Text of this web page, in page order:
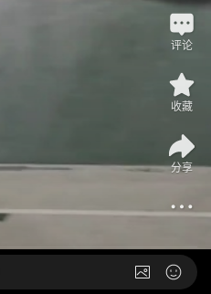
评论
收藏
分享